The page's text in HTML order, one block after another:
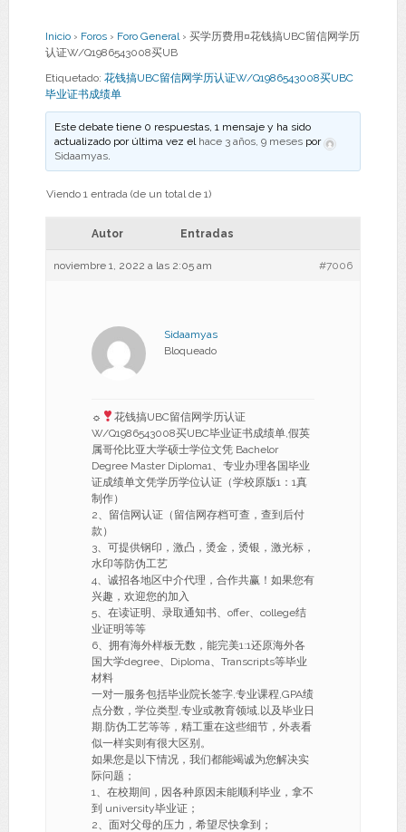
Inicio › Foros › Foro General › 买学历费用¤花钱搞UBC留信网学历
认证W/Q1986543008买UB
Etiquetado: 花钱搞UBC留信网学历认证W/Q1986543008买UBC
毕业证书成绩单
Este debate tiene 0 respuestas, 1 mensaje y ha sido
actualizado por última vez el hace 3 años, 9 meses por
Sidaamyas.
Viendo 1 entrada (de un total de 1)
Autor Entradas
noviembre 1, 2022 a las 2:05 am #7006
Sidaamyas
Bloqueado
☼
花钱搞UBC留信网学历认证
W/Q1986543008买UBC毕业证书成绩单,假英
属哥伦比亚大学硕士学位文凭 Bachelor
Degree Master Diploma1、专业办理各国毕业
证成绩单文凭学历学位认证（学校原版1：1真
制作）
2、留信网认证（留信网存档可查，查到后付
款）
3、可提供钢印，激凸，烫金，烫银，激光标，
水印等防伪工艺
4、诚招各地区中介代理，合作共赢！如果您有
兴趣，欢迎您的加入
5、在读证明、录取通知书、offer、college结
业证明等等
6、拥有海外样板无数，能完美1:1还原海外各
国大学degree、Diploma、Transcripts等毕业
材料
一对一服务包括毕业院长签字,专业课程,GPA绩
点分数，学位类型,专业或教育领域,以及毕业日
期.防伪工艺等等，精工重在这些细节，外表看
似一样实则有很大区别。
如果您是以下情况，我们都能竭诚为您解决实
际问题；
1、在校期间，因各种原因未能顺利毕业，拿不
到 university毕业证；
2、面对父母的压力，希望尽快拿到；